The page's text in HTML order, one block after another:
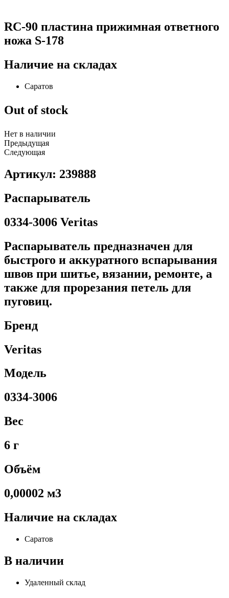
RC-90 пластина прижимная ответного
ножа S-178
Наличие на складах
Саратов
Out of stock
Нет в наличии
Предыдущая
Следующая
Артикул: 239888
Распарыватель
0334-3006 Veritas
Распарыватель предназначен для
быстрого и аккуратного вспарывания
швов при шитье, вязании, ремонте, а
также для прорезания петель для
пуговиц.
Бренд
Veritas
Модель
0334-3006
Вес
6 г
Объём
0,00002 м3
Наличие на складах
Саратов
В наличии
Удаленный склад